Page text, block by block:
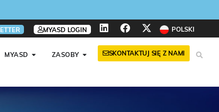
MYASD LOGIN POLSKI
MYASD ZASOBY SKONTAKTUJ SIĘ Z NAMI